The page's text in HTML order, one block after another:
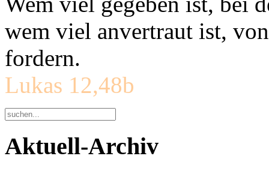
wem viel anvertraut ist,
fordern.
Lukas 12,48b
Aktuell-Archiv